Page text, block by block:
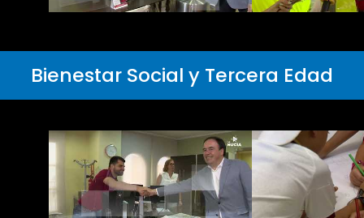
Bienestar Social y Tercera Edad